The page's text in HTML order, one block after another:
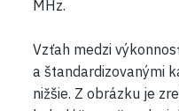
MHz.
Vzťah medzi
a štandardizovanými
nižšie. Z obrázku je